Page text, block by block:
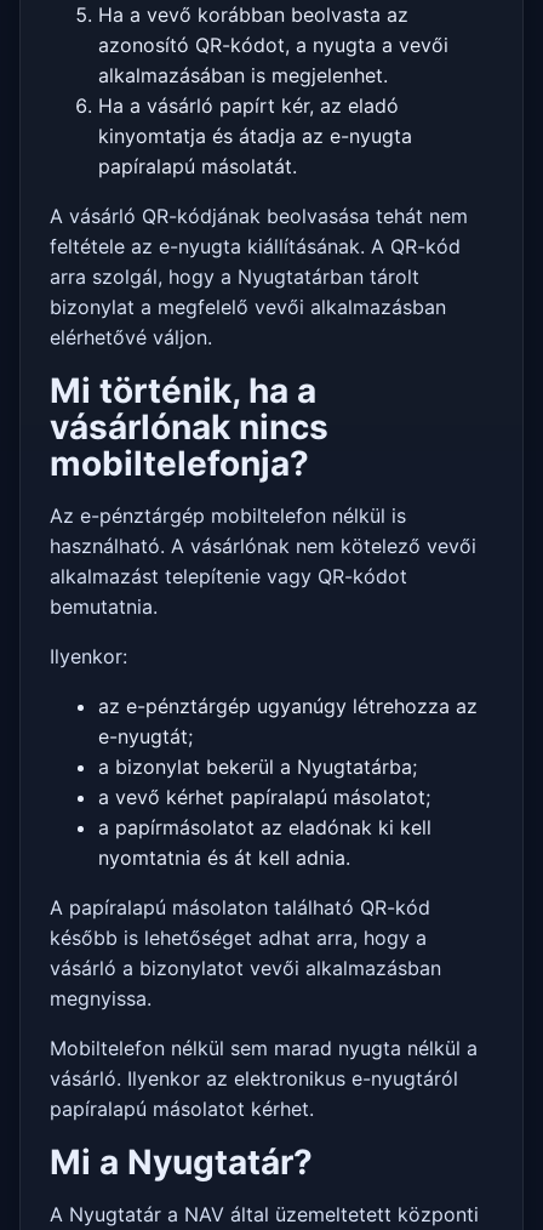
Ha a vevő korábban beolvasta az
azonosító QR-kódot, a nyugta a vevői
alkalmazásában is megjelenhet.
Ha a vásárló papírt kér, az eladó
kinyomtatja és átadja az e-nyugta
papíralapú másolatát.
A vásárló QR-kódjának beolvasása tehát nem
feltétele az e-nyugta kiállításának. A QR-kód
arra szolgál, hogy a Nyugtatárban tárolt
bizonylat a megfelelő vevői alkalmazásban
elérhetővé váljon.
Mi történik, ha a
vásárlónak nincs
mobiltelefonja?
Az e-pénztárgép mobiltelefon nélkül is
használható. A vásárlónak nem kötelező vevői
alkalmazást telepítenie vagy QR-kódot
bemutatnia.
Ilyenkor:
az e-pénztárgép ugyanúgy létrehozza az
e-nyugtát;
a bizonylat bekerül a Nyugtatárba;
a vevő kérhet papíralapú másolatot;
a papírmásolatot az eladónak ki kell
nyomtatnia és át kell adnia.
A papíralapú másolaton található QR-kód
később is lehetőséget adhat arra, hogy a
vásárló a bizonylatot vevői alkalmazásban
megnyissa.
Mobiltelefon nélkül sem marad nyugta nélkül a
vásárló. Ilyenkor az elektronikus e-nyugtáról
papíralapú másolatot kérhet.
Mi a Nyugtatár?
A Nyugtatár a NAV által üzemeltetett központi